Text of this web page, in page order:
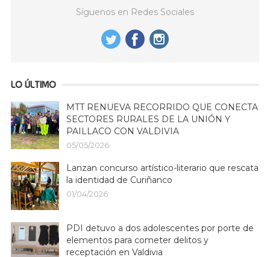
Síguenos en Redes Sociales
LO ÚLTIMO
MTT RENUEVA RECORRIDO QUE CONECTA
SECTORES RURALES DE LA UNIÓN Y
PAILLACO CON VALDIVIA
05/05/2026
Lanzan concurso artístico-literario que rescata
la identidad de Curiñanco
01/04/2026
PDI detuvo a dos adolescentes por porte de
elementos para cometer delitos y
receptación en Valdivia